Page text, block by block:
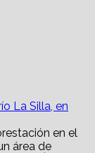
La Silla, en